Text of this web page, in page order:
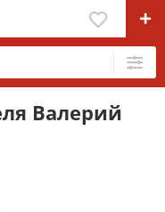
Валерий